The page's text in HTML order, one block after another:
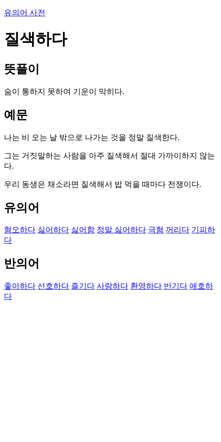
유의어 사전
질색하다
뜻풀이
숨이 통하지 못하여 기운이 막히다.
예문
나는 비 오는 날 밖으로 나가는 것을 정말 질색한다.
그는 거짓말하는 사람을 아주 질색해서 절대 가까이하지 않는
다.
우리 동생은 채소라면 질색해서 밥 먹을 때마다 전쟁이다.
유의어
혐오하다 싫어하다 싫어함 정말 싫어하다 극혐 꺼리다 기피하
다
반의어
좋아하다 선호하다 즐기다 사랑하다 환영하다 반기다 애호하
다